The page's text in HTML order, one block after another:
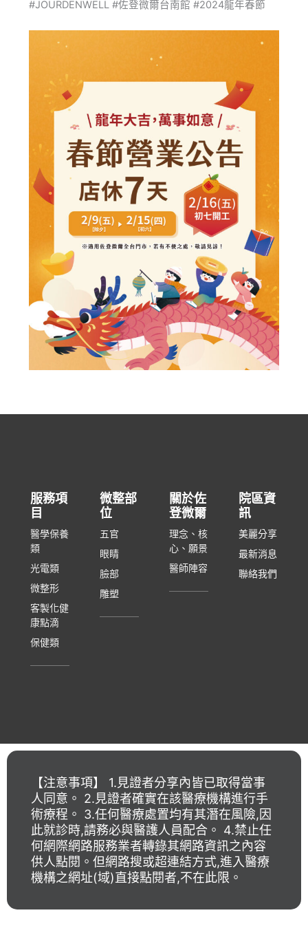
#JOURDENWELL #佐登微爾台南館 #2024龍年春節
服務項
目
醫學保養
類
光電類
微整形
客製化健
康點滴
保健類
微整部
位
五官
眼睛
臉部
雕塑
關於佐
登微爾
理念、核
心、願景
醫師陣容
院區資
訊
美麗分享
最新消息
聯絡我們
【注意事項】 1.見證者分享內皆已取得當事
人同意。 2.見證者確實在該醫療機構進行手
術療程。 3.任何醫療處置均有其潛在風險,因
此就診時,請務必與醫護人員配合。 4.禁止任
何網際網路服務業者轉錄其網路資訊之內容
供人點閱。但網路搜或超連結方式,進入醫療
機構之網址(域)直接點閱者,不在此限。